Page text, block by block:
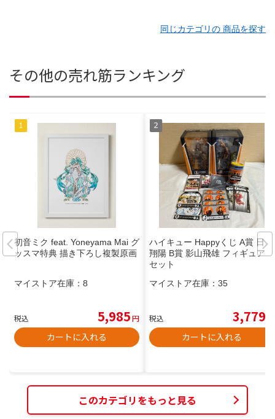
同じカテゴリの 商品を探す
その他の売れ筋ランキング
初音ミク feat. Yoneyama Mai グ
ッスマ特典 描き下ろし複製原画
マイストア在庫： 8
税込 5,985円
カートに入れる
ハイキュー Happyくじ A賞 日向
翔陽 B賞 影山飛雄 フィギュア
セット
マイストア在庫： 35
税込 3,779
カートに入れる
このカテゴリをもっと見る